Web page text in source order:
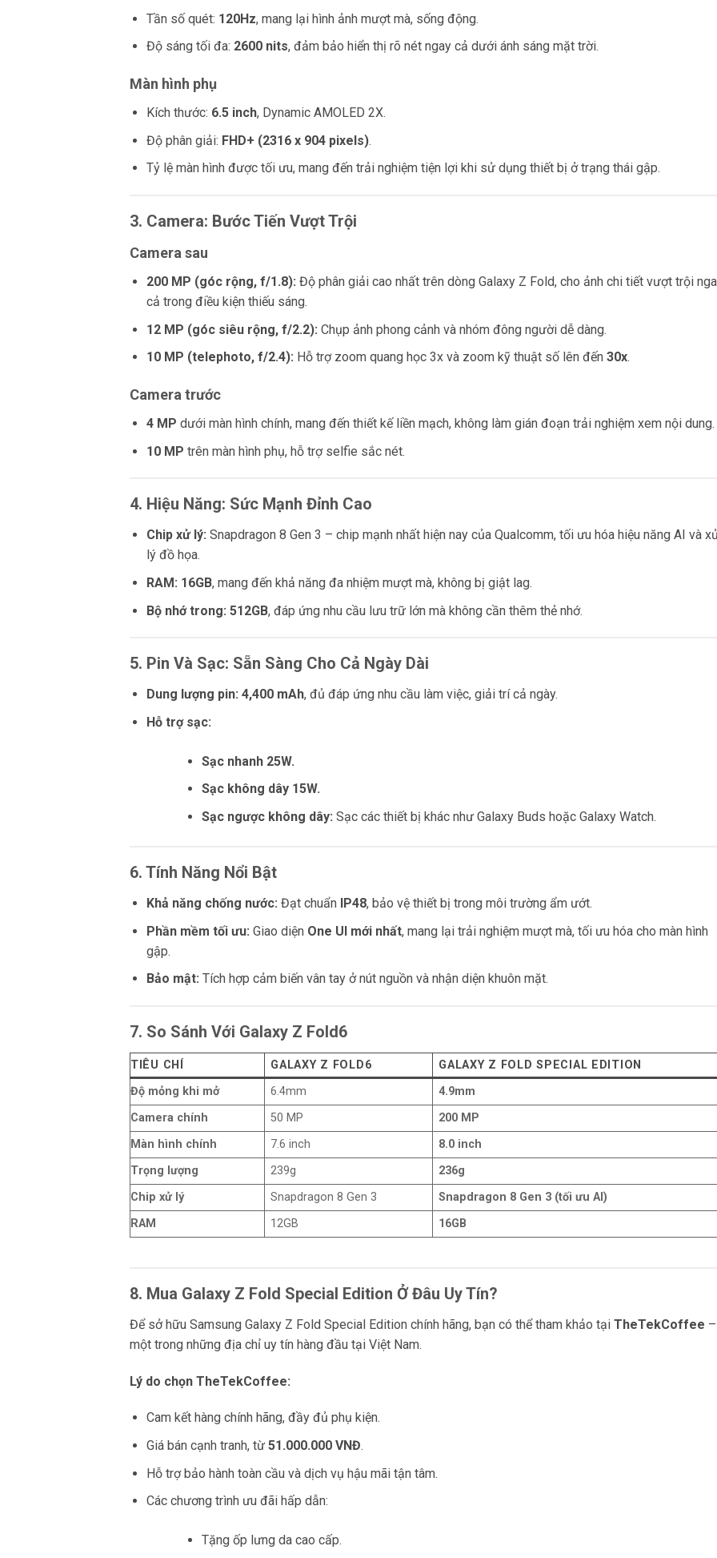
Tần số quét: 120Hz, mang lại hình ảnh mượt mà, sống động.
Độ sáng tối đa: 2600 nits, đảm bảo hiển thị rõ nét ngay cả dưới ánh sáng mặt trời.
Màn hình phụ
Kích thước: 6.5 inch, Dynamic AMOLED 2X.
Độ phân giải: FHD+ (2316 x 904 pixels).
Tỷ lệ màn hình được tối ưu, mang đến trải nghiệm tiện lợi khi sử dụng thiết bị ở trạng thái gập.
3. Camera: Bước Tiến Vượt Trội
Camera sau
200 MP (góc rộng, f/1.8): Độ phân giải cao nhất trên dòng Galaxy Z Fold, cho ảnh chi tiết vượt trội
cả trong điều kiện thiếu sáng.
12 MP (góc siêu rộng, f/2.2): Chụp ảnh phong cảnh và nhóm đông người dễ dàng.
10 MP (telephoto, f/2.4): Hỗ trợ zoom quang học 3x và zoom kỹ thuật số lên đến 30x.
Camera trước
4 MP dưới màn hình chính, mang đến thiết kế liền mạch, không làm gián đoạn trải nghiệm xem nội dung.
10 MP trên màn hình phụ, hỗ trợ selfie sắc nét.
4. Hiệu Năng: Sức Mạnh Đỉnh Cao
Chip xử lý: Snapdragon 8 Gen 3 – chip mạnh nhất hiện nay của Qualcomm, tối ưu hóa hiệu năng AI và
lý đồ họa.
RAM: 16GB, mang đến khả năng đa nhiệm mượt mà, không bị giật lag.
Bộ nhớ trong: 512GB, đáp ứng nhu cầu lưu trữ lớn mà không cần thêm thẻ nhớ.
5. Pin Và Sạc: Sẵn Sàng Cho Cả Ngày Dài
Dung lượng pin: 4,400 mAh, đủ đáp ứng nhu cầu làm việc, giải trí cả ngày.
Hỗ trợ sạc:
Sạc nhanh 25W.
Sạc không dây 15W.
Sạc ngược không dây: Sạc các thiết bị khác như Galaxy Buds hoặc Galaxy Watch.
6. Tính Năng Nổi Bật
Khả năng chống nước: Đạt chuẩn IP48, bảo vệ thiết bị trong môi trường ẩm ướt.
Phần mềm tối ưu: Giao diện One UI mới nhất, mang lại trải nghiệm mượt mà, tối ưu hóa cho màn hình
gập.
Bảo mật: Tích hợp cảm biến vân tay ở nút nguồn và nhận diện khuôn mặt.
7. So Sánh Với Galaxy Z Fold6
TIÊU CHÍ GALAXY Z FOLD6
GALAXY Z FOLD SPECIAL EDITION
Độ mỏng khi mở
6.4mm
4.9mm
Camera chính
50 MP
200 MP
Màn hình chính
7.6 inch
8.0 inch
Trọng lượng
239g
236g
Chip xử lý
Snapdragon 8 Gen 3
Snapdragon 8 Gen 3 (tối ưu AI)
RAM
12GB 16GB
8. Mua Galaxy Z Fold Special Edition Ở Đâu Uy Tín?
Để sở hữu Samsung Galaxy Z Fold Special Edition chính hãng, bạn có thể tham khảo tại TheTekCoffee –
một trong những địa chỉ uy tín hàng đầu tại Việt Nam.
Lý do chọn TheTekCoffee:
Cam kết hàng chính hãng, đầy đủ phụ kiện.
Giá bán cạnh tranh, từ 51.000.000 VNĐ.
Hỗ trợ bảo hành toàn cầu và dịch vụ hậu mãi tận tâm.
Các chương trình ưu đãi hấp dẫn:
Tặng ốp lưng da cao cấp.